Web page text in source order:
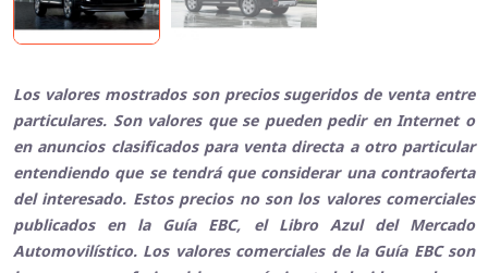
Los valores mostrados son precios sugeridos de venta entre
particulares. Son valores que se pueden pedir en Internet o
en anuncios clasificados para venta directa a otro particular
entendiendo que se tendrá que considerar una contraoferta
del interesado. Estos precios no son los valores comerciales
publicados en la Guía EBC, el Libro Azul del Mercado
Automovilístico. Los valores comerciales de la Guía EBC son